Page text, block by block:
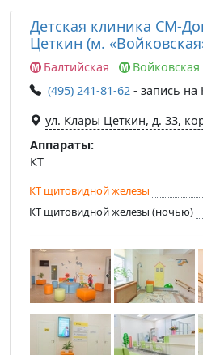
Детская клиника СМ-
Цеткин (м.
Балтийская Войковская
(495) 241-81-62 - запись на
ул. Клары Цеткин, д. 33,
Аппараты:
КТ
КТ щитовидной железы
КТ щитовидной железы (ночью)